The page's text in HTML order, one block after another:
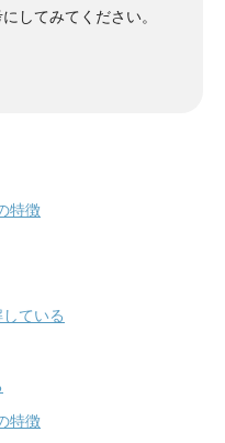
してみてください。
特徴
ている
特徴